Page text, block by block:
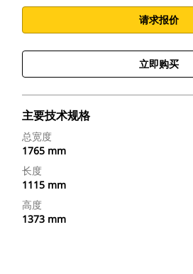
请求报价
立即购买
主要技术规格
总宽度
1765 mm
长度
1115 mm
高度
1373 mm